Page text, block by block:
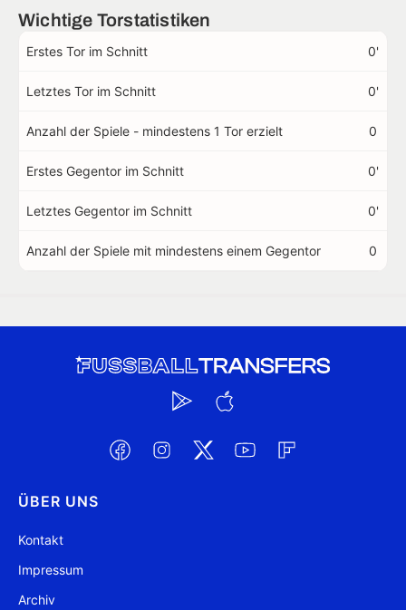
Wichtige Torstatistiken
Erstes Tor im Schnitt 0'
Letztes Tor im Schnitt 0'
Anzahl der Spiele - mindestens 1 Tor erzielt 0
Erstes Gegentor im Schnitt 0'
Letztes Gegentor im Schnitt 0'
Anzahl der Spiele mit mindestens einem Gegentor 0
ÜBER UNS
Kontakt
Impressum
Archiv